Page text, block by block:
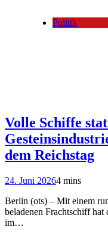
Politik
Volle Schiffe
dem Reichstag
24. Juni 20264 mins
Berlin (ots) – Mit einem
beladenen Frachtschiff hat
im…